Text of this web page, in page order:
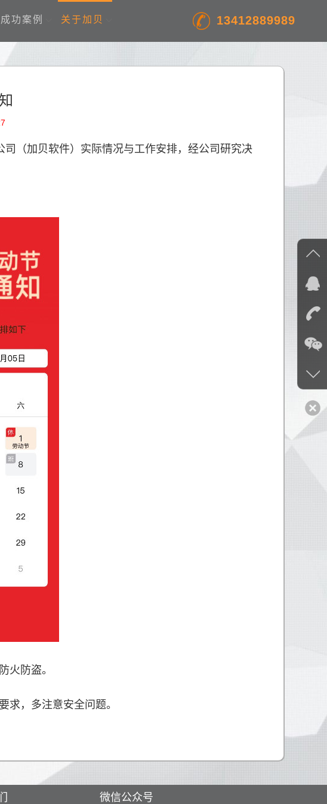
成功案例 关于加贝 13412889989
（加贝软件）实际情况与工作安排，经公司研究决
火防盗。
求，多注意安全问题。
微信公众号